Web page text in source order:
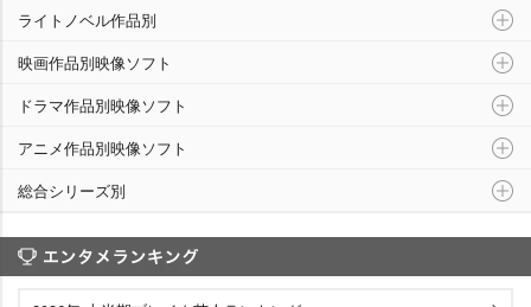
ライトノベル作品別
映画作品別映像ソフト
ドラマ作品別映像ソフト
アニメ作品別映像ソフト
総合シリーズ別